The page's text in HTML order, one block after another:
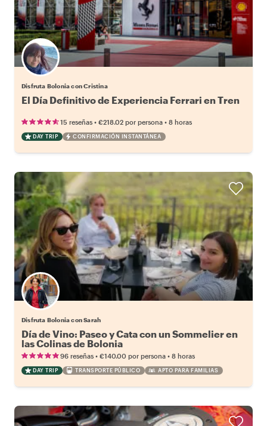
Disfruta Bolonia con Cristina
El Día Definitivo de Experiencia Ferrari en Tren
15 reseñas • €218.02 por persona • 8 horas
DAY TRIP CONFIRMACIÓN INSTANTÁNEA
Disfruta Bolonia con Sarah
Día de Vino: Paseo y Cata con un Sommelier en
las Colinas de Bolonia
96 reseñas • €140.00 por persona • 8 horas
DAY TRIP TRANSPORTE PÚBLICO APTO PARA FAMILIAS